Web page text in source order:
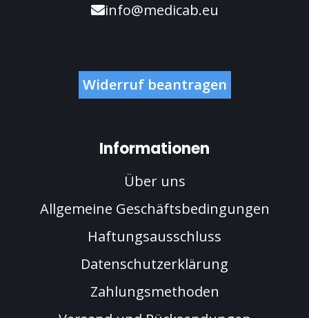
info@medicab.eu
Widerruf beantragen
Informationen
Über uns
Allgemeine Geschäftsbedingungen
Haftungsausschluss
Datenschutzerklärung
Zahlungsmethoden